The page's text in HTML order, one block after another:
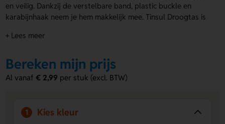
en veilig. Dankzij de verstelbare band, plastic buckle en
karabijnhaak neem je hem makkelijk mee. Tinsul Droogtas is
er op de Voorzijde of Achterzijde een logo, naam of eigen
Voordelen van de Tinsul Droogtas
Makkelijk mee te nemen:
buckle en karabijnhaak maken dragen en bevestigen
+ Lees meer
Bereken mijn prijs
Al vanaf€ 2,99 per stuk (excl. BTW)
1 Kies kleur